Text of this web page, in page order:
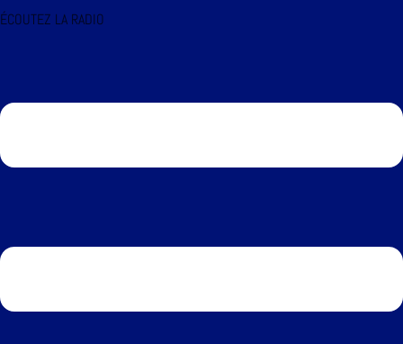
ÉCOUTEZ LA RADIO